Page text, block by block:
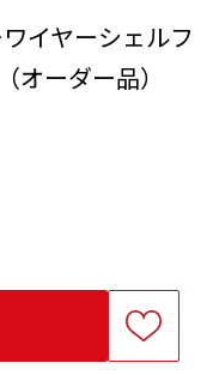
イヤーシェルフ
ーダー品）